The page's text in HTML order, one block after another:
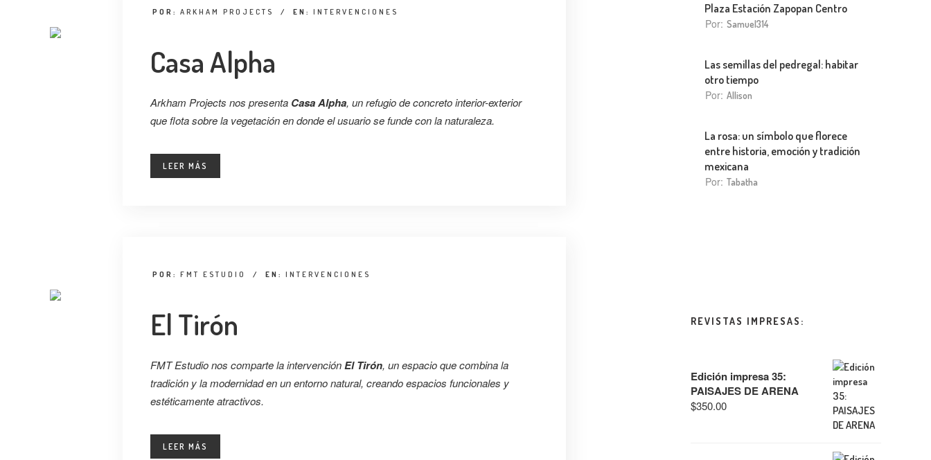
POR: ARKHAM PROJECTS / EN: INTERVENCIONES
Casa Alpha
Arkham Projects nos presenta Casa Alpha, un refugio de concreto interior-exterior
que flota sobre la vegetación en donde el usuario se funde con la naturaleza.
LEER MÁS
POR: FMT ESTUDIO / EN: INTERVENCIONES
El Tirón
FMT Estudio nos comparte la intervenciónEl Tirón, un espacio que combina la
tradición y la modernidad en un entorno natural, creando espacios funcionales y
estéticamente atractivos.
LEER MÁS
Plaza Estación Zapopan Centro
Por: Samuel314
Las semillas del pedregal: habitar
otro tiempo
Por: Allison
La rosa: un símbolo que florece
entre historia, emoción y tradición
mexicana
Por: Tabatha
REVISTAS IMPRESAS:
Edición impresa 35:
PAISAJES DE ARENA
$350.00